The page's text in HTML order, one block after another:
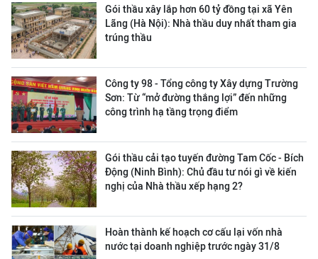
Gói thầu xây lắp hơn 60 tỷ đồng tại xã Yên
Lãng (Hà Nội): Nhà thầu duy nhất tham gia
trúng thầu
Công ty 98 - Tổng công ty Xây dựng Trường
Sơn: Từ “mở đường thắng lợi” đến những
công trình hạ tầng trọng điểm
Gói thầu cải tạo tuyến đường Tam Cốc - Bích
Động (Ninh Bình): Chủ đầu tư nói gì về kiến
nghị của Nhà thầu xếp hạng 2?
Hoàn thành kế hoạch cơ cấu lại vốn nhà
nước tại doanh nghiệp trước ngày 31/8